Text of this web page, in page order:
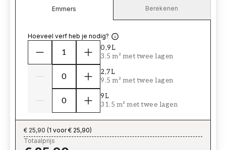
Emmers Berekenen
Hoeveel verf heb je nodig?
0,9L
3.5 m² met twee lagen
2,7L
9.5 m² met twee lagen
9L
31.5 m² met twee lagen
€ 25,90 (1 voor € 25,90)
Totaalprijs